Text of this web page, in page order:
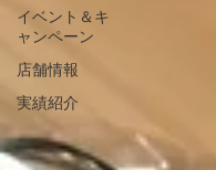
イベント＆キ
ャンペーン
店舗情報
実績紹介